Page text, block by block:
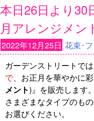
本日26日より30
月アレンジメン
2022年12月25日 花束･
ガーデンストリートでは
で、お正月を華やかに
メント)』を販売します。
さまざまなタイプのも
お選びください。